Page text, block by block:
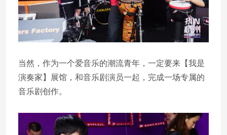
当然，作为一个爱音乐的潮流青年，一定要来【我是
演奏家】展馆，和音乐剧演员一起，完成一场专属的
音乐剧创作。